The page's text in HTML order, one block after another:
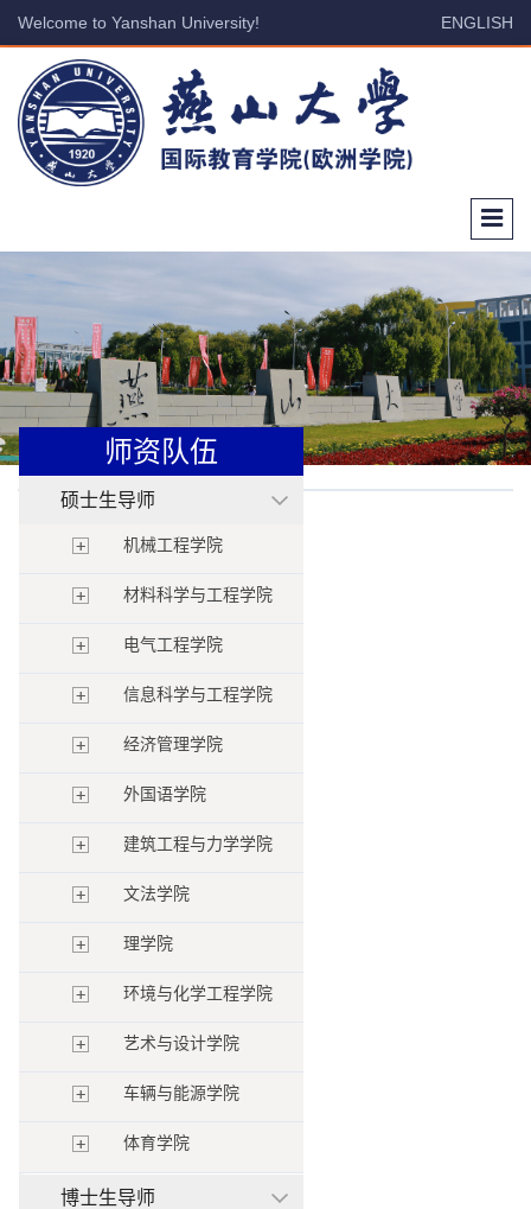
Welcome to Yanshan University! ENGLISH
师资队伍
硕士生导师
机械工程学院
材料科学与工程学院
电气工程学院
信息科学与工程学院
经济管理学院
外国语学院
建筑工程与力学学院
文法学院
理学院
环境与化学工程学院
艺术与设计学院
车辆与能源学院
体育学院
博士生导师